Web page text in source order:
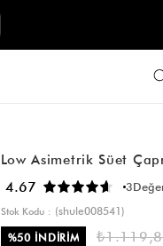
Low Asimetrik Süet
4.67 3
Stok Kodu
(shule008541)
%50İNDIRIM